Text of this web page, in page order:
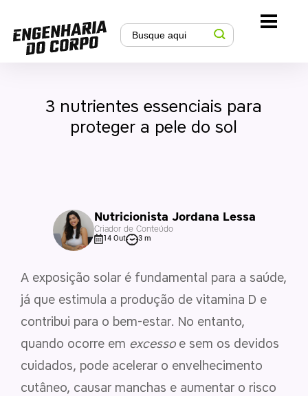
3 nutrientes essenciais para
proteger a pele do sol
Nutricionista Jordana Lessa
Criador de Conteúdo
14 Out 3 m
A exposição solar é fundamental para a saúde,
já que estimula a produção de vitamina D e
contribui para o bem-estar. No entanto,
quando ocorre em excessoe sem os devidos
cuidados, pode acelerar o envelhecimento
cutâneo, causar manchas e aumentar o risco